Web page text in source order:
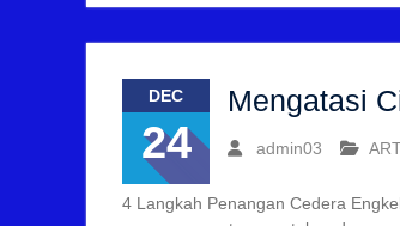
DEC
24
Mengatasi
admin03
4 Langkah Penangan Cedera